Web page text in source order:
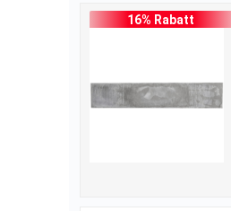
16% Rabatt